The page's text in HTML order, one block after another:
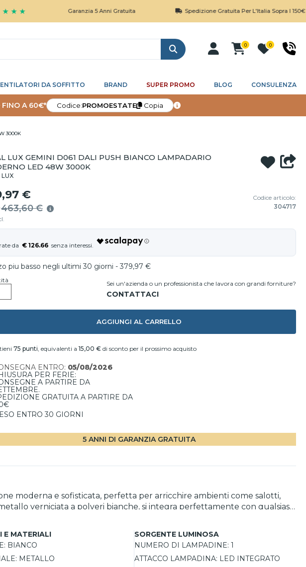
Garanzia 5 Anni Gratuita Spedizione Gratuita Per L'Italia Sopra I 150€
Cerca
0 0
DA SOFFITTO BRAND SUPER PROMO BLOG CONSULENZA
FINO A 60€* Codice:PROMOESTATE Copia
3000K
LUX GEMINI D061 DALI PUSH BIANCO LAMPADARIO
LED 48W 3000K
LUX
€
463,60 €
Codice articolo:
304717
€ 126.66
piu basso negli ultimi 30 giorni - 379,97 €
Sei un'azienda o un professionista che lavora con grandi forniture?
AGGIUNGI AL CARRELLO
75 punti, equivalenti a 15,00 € di sconto per il prossimo acquisto
ENTRO: 05/08/2026
PER FERIE:
A PARTIRE DA
GRATUITA A PARTIRE DA
ENTRO 30 GIORNI
5 ANNI DI GARANZIA GRATUITA
moderna e sofisticata, perfetta per arricchire ambienti come salotti,
verniciata a polveri bianche, si integra perfettamente con qualsiasi
con temperatura colore 3000K emette una luce calda e avvolgente,
di regolare l’intensità luminosa in base alle diverse esigenze,
varianti nero e ottone, questo lampadario si adatta con versatilità a
E MATERIALI
BIANCO
METALLO
SORGENTE LUMINOSA
NUMERO DI LAMPADINE: 1
ATTACCO LAMPADINA: LED INTEGRATO